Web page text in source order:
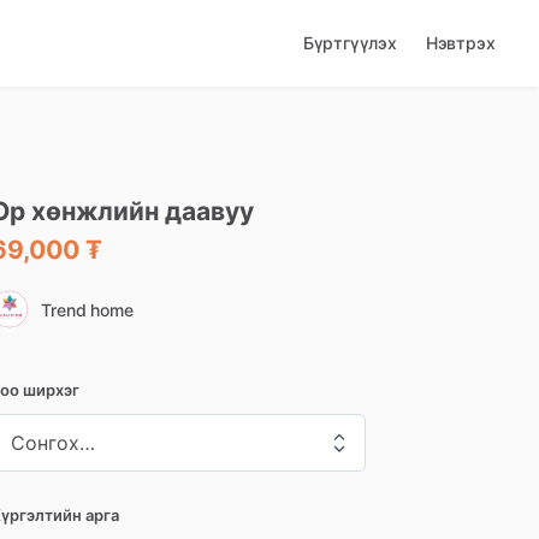
Бүртгүүлэх Нэвтрэх
хөнжлийн даавуу
₮
Trend home
ширхэг
арга